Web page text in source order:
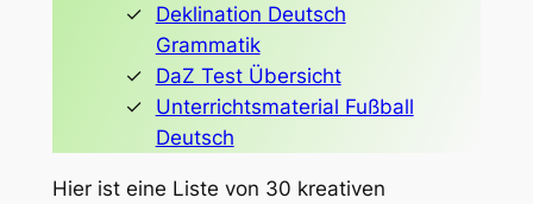
Deklination Deutsch
Grammatik
DaZ Test Übersicht
Unterrichtsmaterial Fußball
Deutsch
Hier ist eine Liste von 30 kreativen